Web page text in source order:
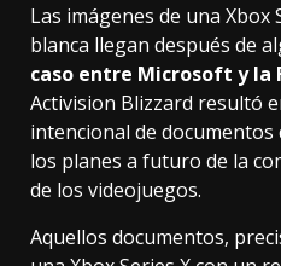
Las imágenes de una Xbox
blanca llegan después de
caso entre Microsoft y la
Activision Blizzard resultó
intencional de
los planes a futuro de la
de los videojuegos.
Aquellos documentos,